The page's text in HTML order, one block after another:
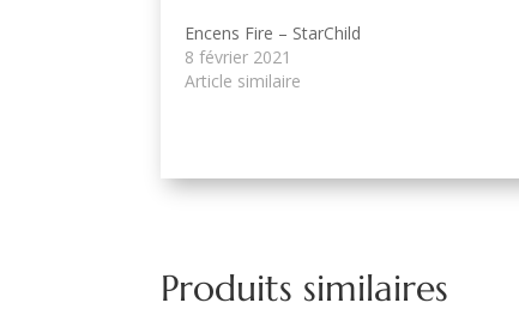
Encens Fire – StarChild
8 février 2021
Article similaire
Produits similaires